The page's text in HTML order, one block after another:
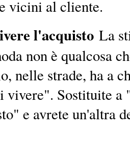
vicini al cliente.
l'acquisto La
non è qualcosa
nelle strade, ha a
vivere". Sostituite a
e avrete un'altra